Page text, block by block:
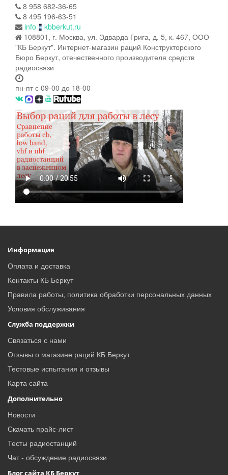
8 958 682-36-65
8 495 196-63-51
info
kbberkut.ru
108801, г. Москва, ул. Эдварда Грига, д. 5, к. 467, ООО
"КБ Беркут". Интернет-магазин раций Конструкторского
Бюро Беркут, отечественного производителя средств
радиосвязи
пн-пт с 09-00 до 18-00
Информация
Оплата и доставка
Контакты КБ Беркут
Правила работы, политика обработки персональных данных
Условия обслуживания
Служба поддержки
Связаться с нами
Отзывы о магазине раций КБ Беркут
Тестовые испытания и отзывы
Карта сайта
Дополнительно
Новости
Скачать прайс-лист
Тесты радиостанций
Чат - обсуждение радиосвязи
Блог сайта КБ Беркут